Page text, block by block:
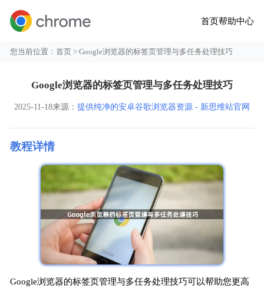
首页帮助中心
您当前位置：首页 > Google浏览器的标签页管理与多任务处理技巧
Google浏览器的标签页管理与多任务处理技巧
2025-11-18来源： 提供纯净的安卓谷歌浏览器资源 - 新思维站官网
教程详情
Google浏览器的标签页管理与多任务处理技巧可以帮助您更高